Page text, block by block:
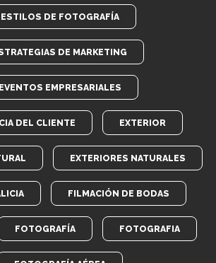
ESTILOS DE FOTOGRAFÍA
DE MARKETING
EVENTOS EMPRESARIALES
DEL CLIENTE EXTERIOR
EXTERIORES NATURALES
FILMACIÓN DE BODAS
FOTOGRAFÍA FOTOGRAFIA